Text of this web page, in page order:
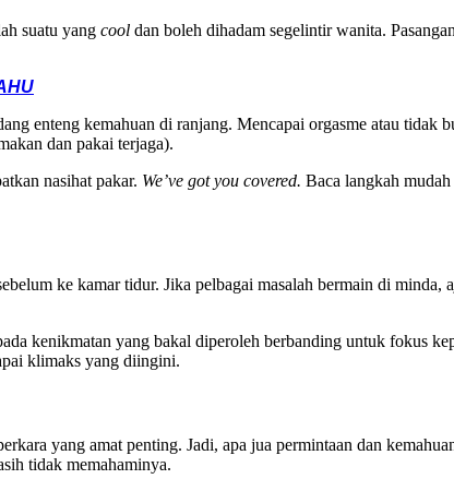
suatu yang cool dan boleh dihadam segelintir wanita.
enteng kemahuan di ranjang. Mencapai orgasme atau tidak
dan pakai terjaga).
nasihat pakar. We’ve got you covered. Baca langkah
ke kamar tidur. Jika pelbagai masalah bermain di minda,
kenikmatan yang bakal diperoleh berbanding untuk fokus
klimaks yang diingini.
yang amat penting. Jadi, apa jua permintaan dan
tidak memahaminya.